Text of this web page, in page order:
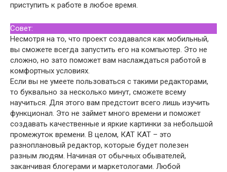
приступить к работе в любое время.
Совет:
Несмотря на то, что проект создавался как мобильный,
вы сможете всегда запустить его на компьютер. Это не
сложно, но зато поможет вам наслаждаться работой в
комфортных условиях.
Если вы не умеете пользоваться с такими редакторами,
то буквально за несколько минут, сможете всему
научиться. Для этого вам предстоит всего лишь изучить
функционал. Это не займет много времени и поможет
создавать качественные и яркие картинки за небольшой
промежуток времени. В целом, КАТ КАТ – это
разноплановый редактор, которые будет полезен
разным людям. Начиная от обычных обывателей,
заканчивая блогерами и маркетологами. Любой